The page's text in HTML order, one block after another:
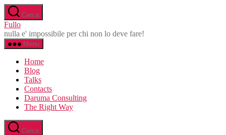
Salta
al
contenuto
Cerca
Fullo
nulla e' impossibile per chi non lo deve fare!
Menu
Home
Blog
Talks
Contacts
Daruma Consulting
The Right Way
Cerca